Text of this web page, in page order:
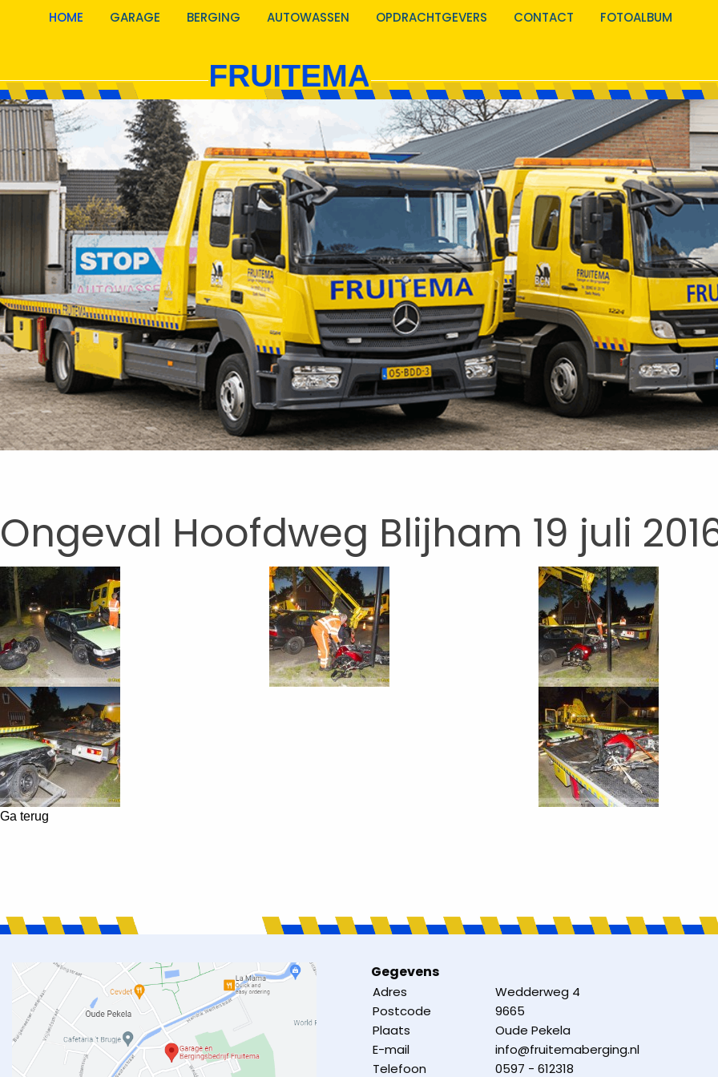
HOME GARAGE BERGING AUTOWASSEN OPDRACHTGEVERS CONTACT FOTOALBUM
Ongeval Hoofdweg Blijham 19 juli
Ga terug
Gegevens
Adres
Wedderweg 4
Postcode
9665
Plaats
Oude Pekela
E-mail
info@fruitemaberging.nl
Telefoon
0597 - 612318